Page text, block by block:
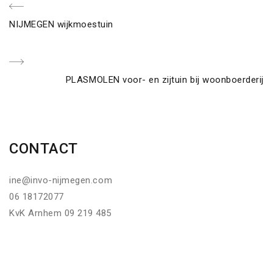
Berichtnavigatie
Previous
NIJMEGEN wijkmoestuin
Next
PLASMOLEN voor- en zijtuin bij woonboerderij
CONTACT
ine@invo-nijmegen.com
06 18172077
KvK Arnhem 09 219 485